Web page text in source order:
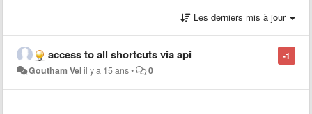
Les derniers mis à jour
-1
access to all shortcuts via api
Goutham Velil y a 15 ans• 0